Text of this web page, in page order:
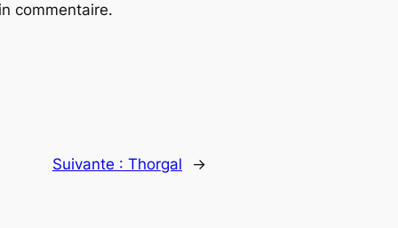
commentaire.
Suivante : Thorgal →